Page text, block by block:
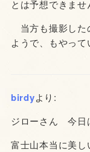
とは予想できませ
当方も撮影した
ようで、もやって
birdyより:
ジローさん 今日
富士山本当に美し